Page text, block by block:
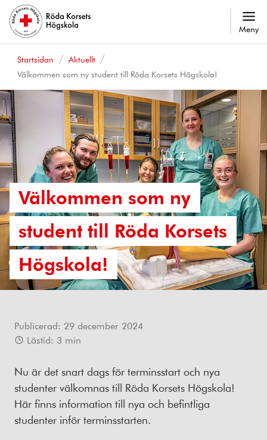
Meny
Startsidan
Aktuellt
Välkommen som ny student till Röda Korsets Högskola!
Välkommen som ny
student till Röda Korsets
Högskola!
Publicerad: 29 december 2024
Lästid: 3 min
Nu är det snart dags för terminsstart och nya
studenter välkomnas till Röda Korsets Högskola!
Här finns information till nya och befintliga
studenter inför terminsstarten.